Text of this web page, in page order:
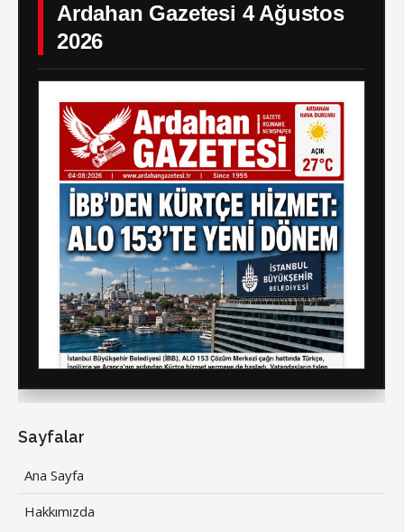
Ardahan Gazetesi 4 Ağustos
2026
Sayfalar
Ana Sayfa
Hakkımızda